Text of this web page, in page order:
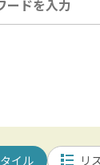
タイル リ